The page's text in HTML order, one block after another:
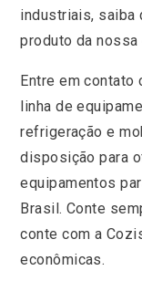
industriais, saiba
produto da nossa
Entre em
linha de
refrigeração e
disposição para
equipamentos
Brasil. Conte
conte com a
econômicas.